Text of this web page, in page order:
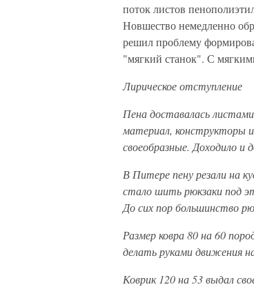
поток листов
Новшество немедленно
решил проблему
"мягкий станок". С
Лирическое отступление
Пена доставалась
материал, конструкторы
своеобразные. Доходило и
В Питере пену резали на
стало шить рюкзаки под
До сих пор большинство
Размер ковра 80 на 60
делать руками движения
Коврик 120 на 53 выдал